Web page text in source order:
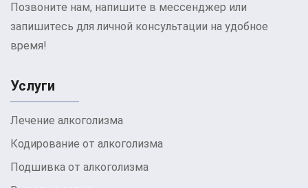
Позвоните нам, напишите в мессенджер или
запишитесь для личной консультации на удобное
время!
Услуги
Лечение алкоголизма
Кодирование от алкоголизма
Подшивка от алкоголизма